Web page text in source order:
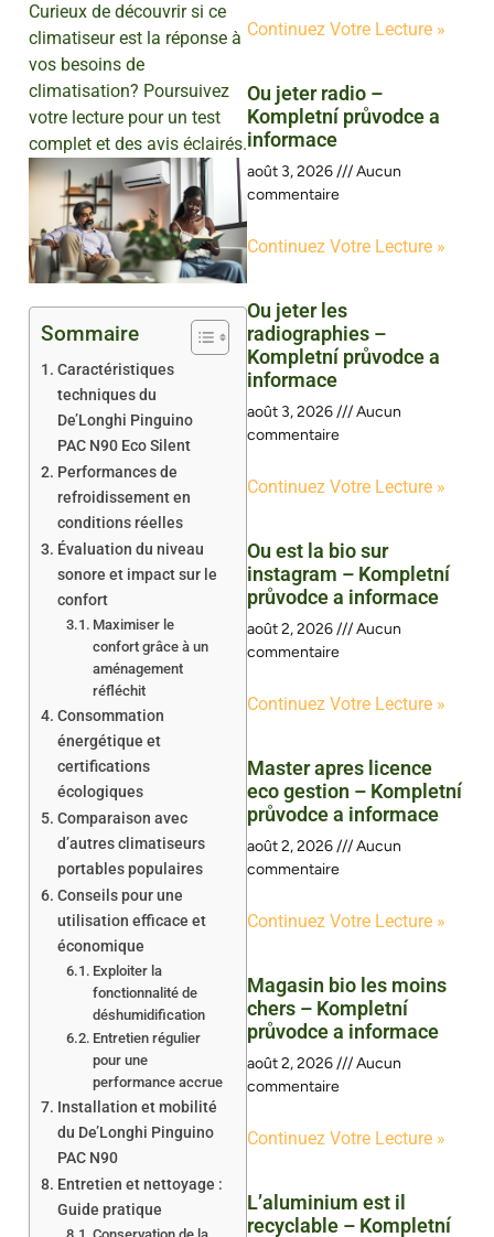
Curieux de découvrir si ce
climatiseur est la réponse à
vos besoins de
climatisation? Poursuivez
votre lecture pour un test
complet et des avis éclairés.
Sommaire
Caractéristiques
techniques du
De’Longhi Pinguino
PAC N90 Eco Silent
Performances de
refroidissement en
conditions réelles
Évaluation du niveau
sonore et impact sur le
confort
Maximiser le
confort grâce à un
aménagement
réfléchit
Consommation
énergétique et
certifications
écologiques
Comparaison avec
d’autres climatiseurs
portables populaires
Conseils pour une
utilisation efficace et
économique
Exploiter la
fonctionnalité de
déshumidification
Entretien régulier
pour une
performance accrue
Installation et mobilité
du De’Longhi Pinguino
PAC N90
Entretien et nettoyage :
Guide pratique
Continuez Votre Lecture »
Ou jeter radio –
Kompletní průvodce a
informace
août 3, 2026
Aucun
commentaire
Continuez Votre Lecture »
Ou jeter les
radiographies –
Kompletní průvodce a
informace
août 3, 2026
Aucun
commentaire
Continuez Votre Lecture »
Ou est la bio sur
instagram – Kompletní
průvodce a informace
août 2, 2026
Aucun
commentaire
Continuez Votre Lecture »
Master apres licence
eco gestion – Kompletní
průvodce a informace
août 2, 2026
Aucun
commentaire
Continuez Votre Lecture »
Magasin bio les moins
chers – Kompletní
průvodce a informace
août 2, 2026
Aucun
commentaire
Continuez Votre Lecture »
L’aluminium est il
recyclable – Kompletní